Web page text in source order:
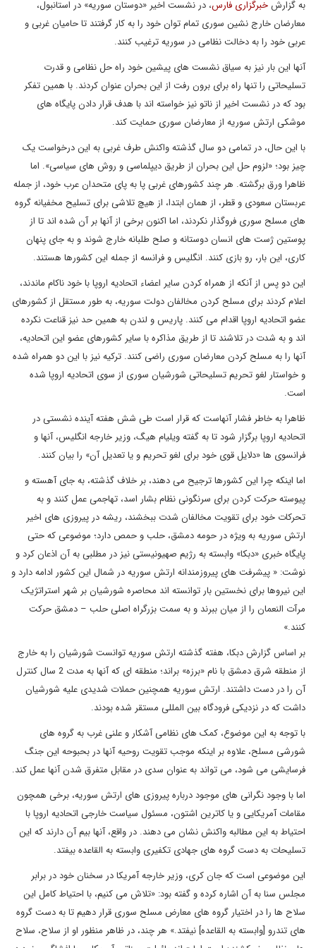
به گزارشخبرگزاری فارس، در نشست اخیر «دوستان سوریه» در استانبول،
معارضان خارج نشین سوری تمام توان خود را به کار گرفتند تا حامیان غربی و
عربی خود را به دخالت نظامی در سوریه ترغیب کنند.
آنها این بار نیز به سیاق نشست های پیشین خود راه حل نظامی و قدرت
تسلیحاتی را تنها راه برای برون رفت از این بحران عنوان کردند. با همین تفکر
بود که در نشست اخیر از ناتو نیز خواسته اند با هدف قرار دادن پایگاه های
موشکی ارتش سوریه از معارضان سوری حمایت کند.
با این حال، در تمامی دو سال گذشته واکنش طرف غربی به این درخواست یک
چیز بود؛ «لزوم حل این بحران از طریق دیپلماسی و روش های سیاسی». اما
ظاهرا ورق برگشته. هر چند کشورهای غربی پا به پای متحدان عرب خود، از جمله
عربستان سعودی و قطر، از همان ابتدا، از هیچ تلاشی برای تسلیح مخفیانه گروه
های مسلح سوری فروگذار نکردند، اما اکنون برخی از آنها بر آن شده اند تا از
پوستین ژست های انسان دوستانه و صلح طلبانه خارج شوند و به جای پنهان
کاری، این بار، رو بازی کنند. انگلیس و فرانسه از جمله این کشورها هستند.
این دو پس از آنکه از همراه کردن سایر اعضاء اتحادیه اروپا با خود ناکام ماندند،
اعلام کردند برای مسلح کردن مخالفان دولت سوریه، به طور مستقل از کشورهای
عضو اتحادیه اروپا اقدام می کنند. پاریس و لندن به همین حد نیز قناعت نکرده
اند و به شدت در تلاشند تا از طریق مذاکره با سایر کشورهای عضو این اتحادیه،
آنها را به مسلح کردن معارضان سوری راضی کنند. ترکیه نیز با این دو همراه شده
و خواستار لغو تحریم تسلیحاتی شورشیان سوری از سوی اتحادیه اروپا شده
است.
ظاهرا به خاطر فشار آنهاست که قرار است طی شش هفته آینده نشستی در
اتحادیه اروپا برگزار شود تا به گفته ویلیام هیگ، وزیر خارجه انگلیس، آنها و
فرانسوی ها «دلایل قوی خود برای لغو تحریم و یا تعدیل آن» را بیان کنند.
اما اینکه چرا این کشورها ترجیح می دهند، بر خلاف گذشته، به جای آهسته و
پیوسته حرکت کردن برای سرنگونی نظام بشار اسد، تهاجمی عمل کنند و به
تحرکات خود برای تقویت مخالفان شدت ببخشند، ریشه در پیروزی های اخیر
ارتش سوریه به ویژه در حومه دمشق، حلب و حمص دارد؛ موضوعی که حتی
پایگاه خبری «دبکا» وابسته به رژیم صهیونیستی نیز در مطلبی به آن اذعان کرد و
نوشت: « پیشرفت های پیروزمندانه ارتش سوریه در شمال این کشور ادامه دارد و
این نیروها برای نخستین بار توانسته اند محاصره شورشیان بر شهر استراتژیک
مرآت النعمان را از میان ببرند و به سمت بزرگراه اصلی حلب – دمشق حرکت
کنند.»
بر اساس گزارش دبکا، هفته گذشته ارتش سوریه توانست شورشیان را به خارج
از منطقه شرق دمشق با نام «برزه» براند؛ منطقه ای که آنها به مدت 2 سال کنترل
آن را در دست داشتند. ارتش سوریه همچنین حملات شدیدی علیه شورشیان
داشت که در نزدیکی فرودگاه بین المللی مستقر شده بودند.
با توجه به این موضوع، کمک های نظامی آشکار و علنی غرب به گروه های
شورشی مسلح، علاوه بر اینکه موجب تقویت روحیه آنها در بحبوحه این جنگ
فرسایشی می شود، می تواند به عنوان سدی در مقابل متفرق شدن آنها عمل کند.
اما با وجود نگرانی های موجود درباره پیروزی های ارتش سوریه، برخی همچون
مقامات آمریکایی و یا کاترین اشتون، مسئول سیاست خارجی اتحادیه اروپا با
احتیاط به این مطالبه واکنش نشان می دهند. در واقع، آنها بیم آن دارند که این
تسلیحات به دست گروه های جهادی تکفیری وابسته به القاعده بیفتد.
این موضوعی است که جان کری، وزیر خارجه آمریکا در سخنان خود در برابر
مجلس سنا به آن اشاره کرده و گفته بود: «تلاش می کنیم، با احتیاط کامل این
سلاح ها را در اختیار گروه های معارض مسلح سوری قرار دهیم تا به دست گروه
های تندرو [وابسته به القاعده] نیفتد.» هر چند، در ظاهر منظور او از سلاح، سلاح